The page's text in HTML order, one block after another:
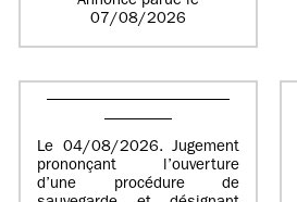
07/08/2026
Le 04/08/2026. Jugement
prononçant l’ouverture
d’une procédure de